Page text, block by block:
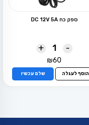
ספק כח DC 12V 5A
-
+
₪60
הוסף לעגלה שלם עכשיו